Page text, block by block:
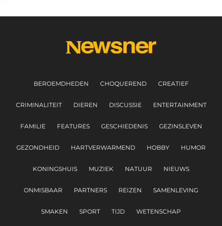
BEROEMDHEDEN CHOQUEREND CREATIEF
CRIMINALITEIT DIEREN DISCUSSIE ENTERTAINMENT
FAMILIE FEATURES GESCHIEDENIS GEZINSLEVEN
GEZONDHEID HARTVERWARMEND HOBBY HUMOR
KONINGSHUIS MUZIEK NATUUR NIEUWS
ONMISBAAR PARTNERS REIZEN SAMENLEVING
SMAKEN SPORT TIJD WETENSCHAP